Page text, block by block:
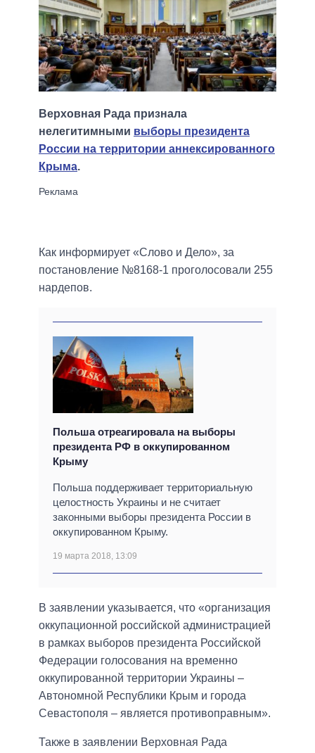
Верховная Рада признала
нелегитимными выборы президента
России на территории аннексированного
Крыма.
Как информирует «Слово и Дело», за
постановление №8168-1 проголосовали 255
нардепов.
Польша отреагировала на выборы
президента РФ в оккупированном
Крыму
Польша поддерживает территориальную
целостность Украины и не считает
законными выборы президента России в
оккупированном Крыму.
19 марта 2018, 13:09
В заявлении указывается, что «организация
оккупационной российской администрацией
в рамках выборов президента Российской
Федерации голосования на временно
оккупированной территории Украины –
Автономной Республики Крым и города
Севастополя – является противоправным».
Также в заявлении Верховная Рада